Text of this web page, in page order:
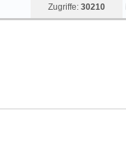
Zugriffe: 30210